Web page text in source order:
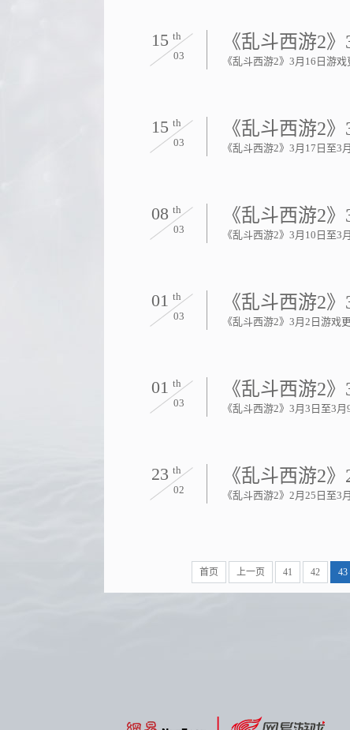
03
15 th 《乱斗西游2
《乱斗西游2》3月16日游
03
15 th 《乱斗西游2
《乱斗西游2》3月17日至3
03
08 th 《乱斗西游2
《乱斗西游2》3月10日至3
03
01 th 《乱斗西游2
《乱斗西游2》3月2日游戏
03
01 th 《乱斗西游2
《乱斗西游2》3月3日至3
02
23 th 《乱斗西游2
《乱斗西游2》2月25日至3
首页 上一页 41 42 43